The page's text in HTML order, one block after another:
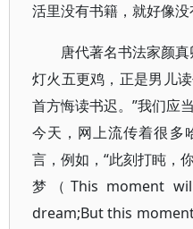
活里没有书籍，就好像没
唐代著名书法家颜
灯火五更鸡，正是男儿
首方悔读书迟。”我们应
今天，网上流传着很多
言，例如，“此刻打盹，
梦（This moment
dream;But this